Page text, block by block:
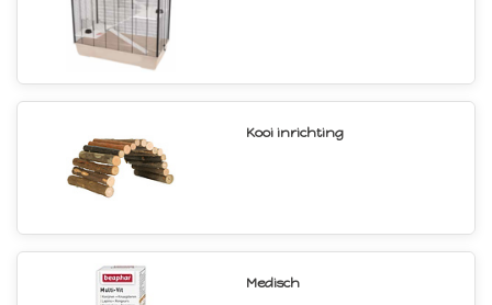
Kooi inrichting
Medisch